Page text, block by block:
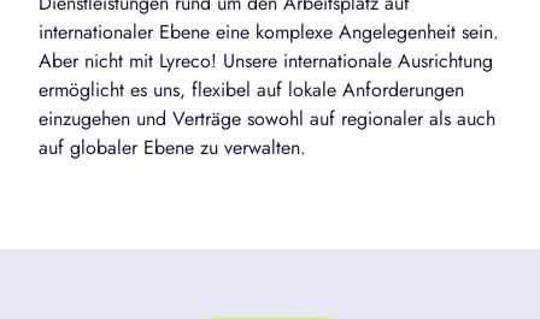
internationaler Ebene eine komplexe Angelegenheit sein.
Aber nicht mit Lyreco! Unsere internationale Ausrichtung
ermöglicht es uns, flexibel auf lokale Anforderungen
einzugehen und Verträge sowohl auf regionaler als auch
auf globaler Ebene zu verwalten.